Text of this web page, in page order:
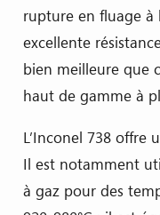
rupture en fluage
excellente
bien meilleure que
haut de gamme à
L’Inconel 738 offre
Il est notamment
à gaz pour des